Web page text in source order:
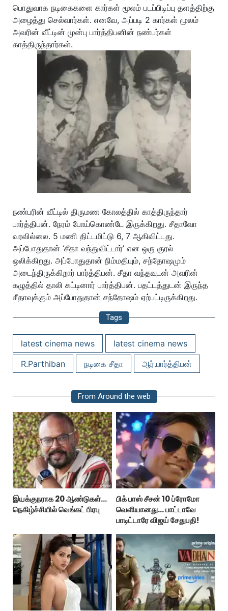
பொதுவாக நடிகைகளை கார்கள் மூலம் படப்பிடிப்பு தளத்திற்கு
அழைத்து செல்வார்கள். எனவே, அப்படி 2 கார்கள் மூலம்
அவரின் வீட்டின் முன்பு பார்த்திபனின் நண்பர்கள்
காத்திருந்தார்கள்.
நண்பரின் வீட்டில் திருமண கோலத்தில் காத்திருந்தார்
பார்த்திபன். நேரம் போய்கொண்டே இருக்கிறது. சீதாவோ
வரவில்லை. 5 மணி திட்டமிட்டு 6, 7 ஆகிவிட்டது.
அப்போதுதான் ‘சீதா வந்துவிட்டார்’ என ஒரு குரல்
ஒலிக்கிறது. அப்போதுதான் நிம்மதியும், சந்தோஷமும்
அடைந்திருக்கிறார் பார்த்திபன். சீதா வந்தவுடன் அவரின்
கழுத்தில் தாலி கட்டினார் பார்த்திபன். பதட்டத்துடன் இருந்த
சீதாவுக்கும் அப்போதுதான் சந்தோஷம் ஏற்பட்டிருக்கிறது.
Tags
latest cinema news
latest cinema news
R.Parthiban
நடிகை சீதா ஆர்.பார்த்திபன்
From Around the web
இயக்குநராக 20 ஆண்டுகள்...
நெகிழ்ச்சியில் வெங்கட் பிரபு
பிக் பாஸ் சீசன் 10 ப்ரோமோ
வெளியானது... பாட்டாவே
பாடிட்டாரே விஜய் சேதுபதி!